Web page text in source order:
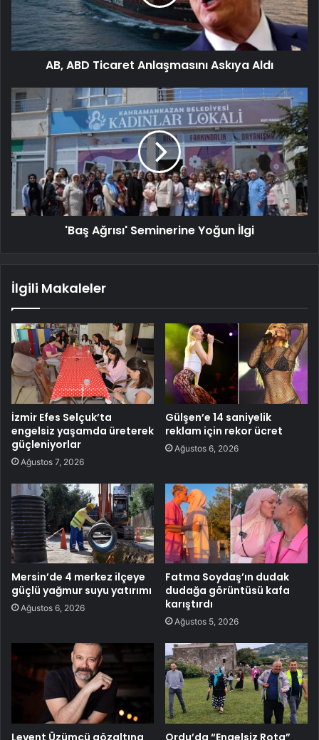
AB, ABD Ticaret Anlaşmasını Askıya Aldı
'Baş Ağrısı' Seminerine Yoğun İlgi
İlgili Makaleler
İzmir Efes Selçuk’ta
engelsiz yaşamda üreterek
güçleniyorlar
Ağustos 7, 2026
Gülşen’e 14 saniyelik
reklam için rekor ücret
Ağustos 6, 2026
Mersin’de 4 merkez ilçeye
güçlü yağmur suyu yatırımı
Ağustos 6, 2026
Fatma Soydaş’ın dudak
dudağa görüntüsü kafa
karıştırdı
Ağustos 5, 2026